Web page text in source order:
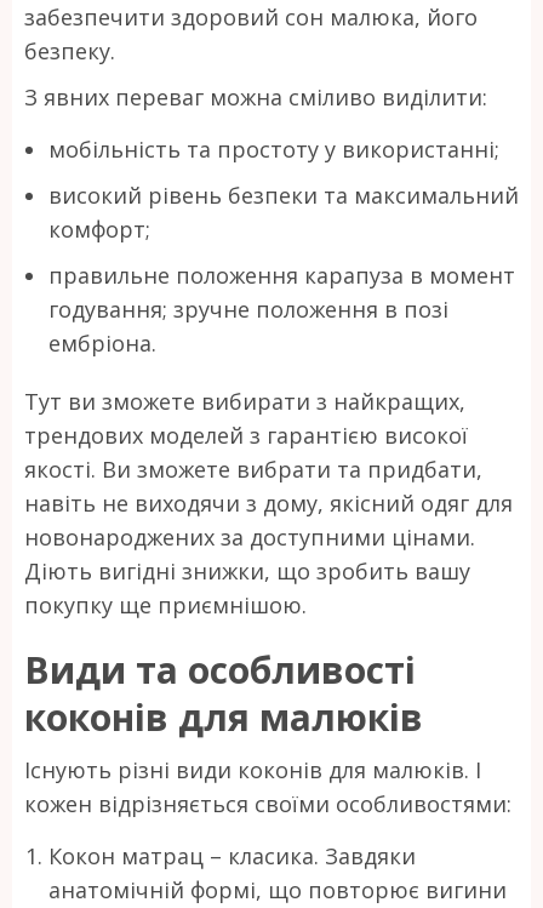
забезпечити здоровий сон малюка, його
безпеку.
З явних переваг можна сміливо виділити:
мобільність та простоту у використанні;
високий рівень безпеки та максимальний
комфорт;
правильне положення карапуза в момент
годування; зручне положення в позі
ембріона.
Тут ви зможете вибирати з найкращих,
трендових моделей з гарантією високої
якості. Ви зможете вибрати та придбати,
навіть не виходячи з дому, якісний одяг для
новонароджених за доступними цінами.
Діють вигідні знижки, що зробить вашу
покупку ще приємнішою.
Види та особливості
коконів для малюків
Існують різні види коконів для малюків. І
кожен відрізняється своїми особливостями:
Кокон матрац – класика. Завдяки
анатомічній формі, що повторює вигини